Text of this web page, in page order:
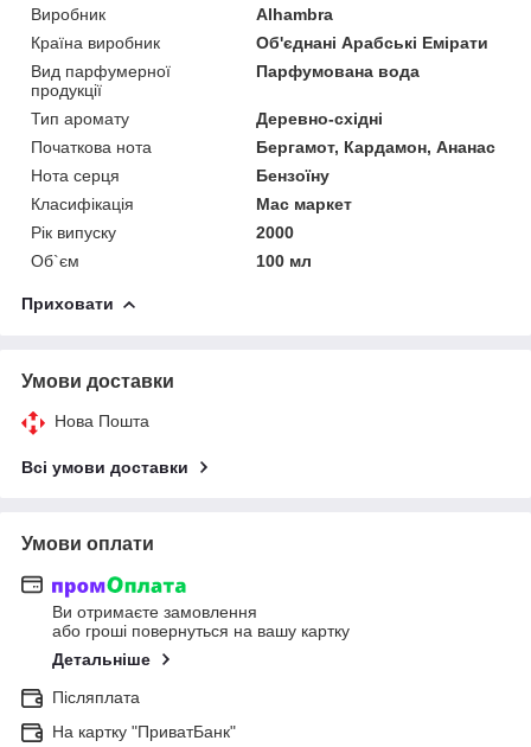
Виробник
Alhambra
Країна виробник
Об'єднані Арабські Емірати
Вид парфумерної
продукції
Парфумована вода
Тип аромату
Деревно-східні
Початкова нота
Бергамот, Кардамон, Ананас
Нота серця
Бензоїну
Класифікація
Мас маркет
Рік випуску
2000
Об`єм
100 мл
Приховати
Умови доставки
Нова Пошта
Всі умови доставки
Умови оплати
Ви отримаєте замовлення
або гроші повернуться на вашу картку
Детальніше
Післяплата
На картку "ПриватБанк"